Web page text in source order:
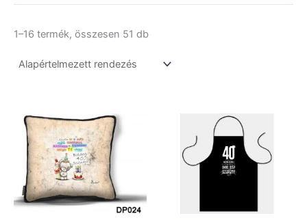
1–16 termék, összesen 51 db